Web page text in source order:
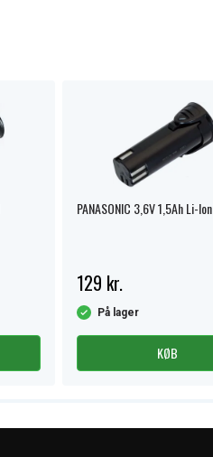
PANASONIC 3,6V 1,5Ah Li-Ion
129 kr.
På lager
KØB